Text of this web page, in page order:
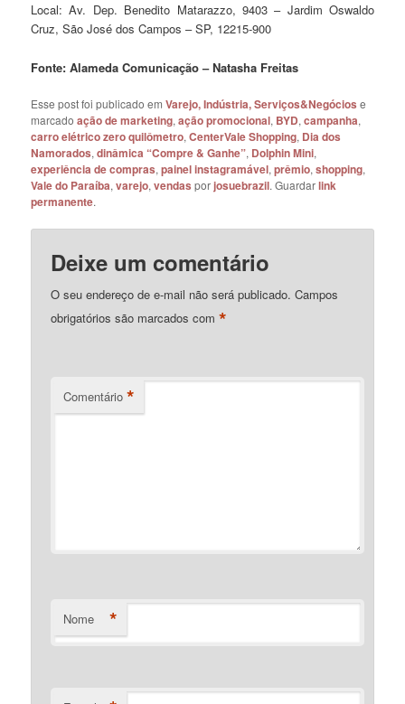
Local: Av. Dep. Benedito Matarazzo, 9403 – Jardim Oswaldo
Cruz, São José dos Campos – SP, 12215-900
Fonte: Alameda Comunicação – Natasha Freitas
Esse post foi publicado emVarejo, Indústria, Serviços&Negócios e
marcadoação de marketing,ação promocional, BYD,campanha,
carro elétrico zero quilômetro,CenterVale Shopping, Dia dos
Namorados,dinâmica “Compre & Ganhe”, Dolphin Mini,
experiência de compras,painel instagramável,prêmio,shopping,
Vale do Paraíba,varejo,vendas porjosuebrazil. Guardarlink
permanente.
Deixe um comentário
O seu endereço de e-mail não será publicado. Campos
obrigatórios são marcados com*
Comentário *
Nome *